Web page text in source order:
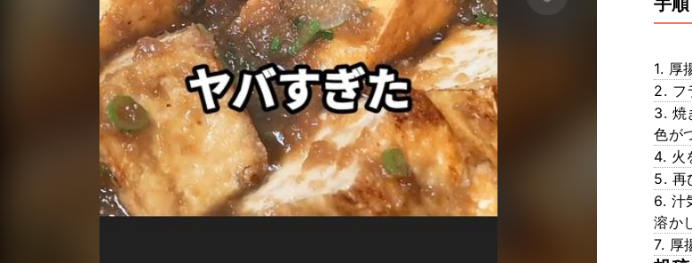
1. 厚
2. フ
3. 焼
色が
4. 火
5. 再
6. 汁
溶か
7. 厚